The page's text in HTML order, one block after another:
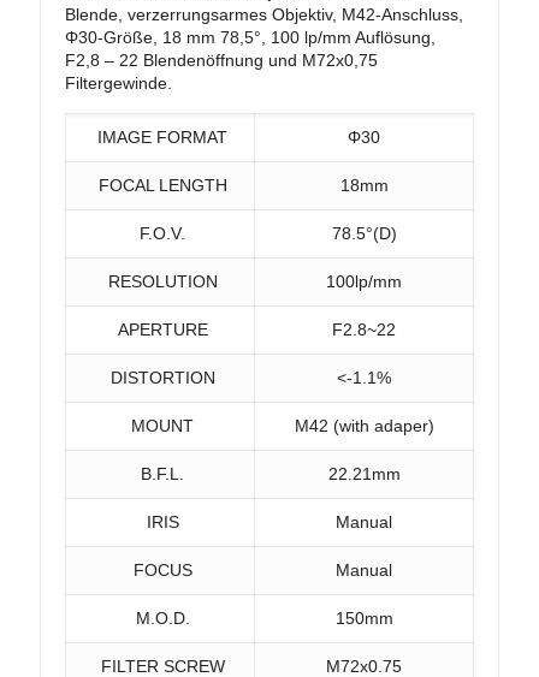
Blende, verzerrungsarmes Objektiv, M42-Anschluss,
Φ30-Größe, 18 mm 78,5°, 100 lp/mm Auflösung,
F2,8 – 22 Blendenöffnung und M72x0,75
Filtergewinde.
IMAGE FORMAT Φ30
FOCAL LENGTH 18mm
F.O.V. 78.5°(D)
RESOLUTION 100lp/mm
APERTURE F2.8~22
DISTORTION <-1.1%
MOUNT M42 (with adaper)
B.F.L. 22.21mm
IRIS Manual
FOCUS Manual
M.O.D. 150mm
FILTER SCREW M72x0.75